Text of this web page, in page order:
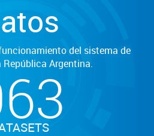
del sistema de
Argentina.